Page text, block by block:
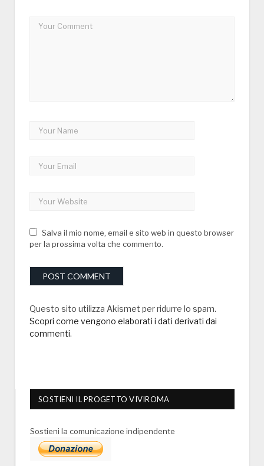
Salva il mio nome, email e sito web in questo browser
per la prossima volta che commento.
Questo sito utilizza Akismet per ridurre lo spam.
Scopri come vengono elaborati i dati derivati dai
commenti.
SOSTIENI IL PROGETTO VIVIROMA
Sostieni la comunicazione indipendente